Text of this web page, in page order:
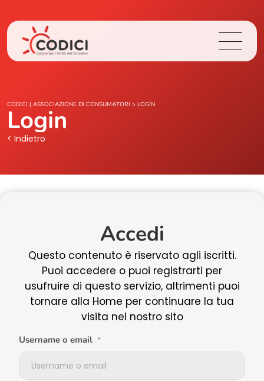
Chi Siamo
Cosa Facciamo
Login
CODICI | ASSOCIAZIONE DI CONSUMATORI > LOGIN
Login
< Indietro
Accedi
Questo contenuto è riservato agli iscritti.
Puoi accedere o puoi registrarti per
usufruire di questo servizio, altrimenti puoi
tornare alla Home per continuare la tua
visita nel nostro sito
Username o email *